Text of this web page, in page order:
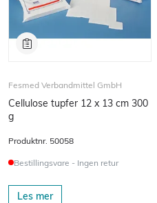
Fesmed Verbandmittel GmbH
Cellulose tupfer 12 x 13 cm 300
g
Produktnr. 50058
Bestillingsvare - Ingen retur
Les mer